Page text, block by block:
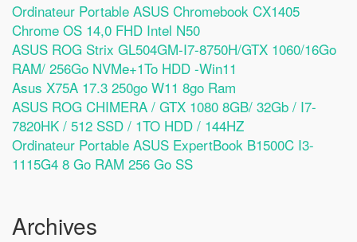
Ordinateur Portable ASUS Chromebook CX1405
Chrome OS 14,0 FHD Intel N50
ASUS ROG Strix GL504GM-I7-8750H/GTX 1060/16Go
RAM/ 256Go NVMe+1To HDD -Win11
Asus X75A 17.3 250go W11 8go Ram
ASUS ROG CHIMERA / GTX 1080 8GB/ 32Gb / I7-
7820HK / 512 SSD / 1TO HDD / 144HZ
Ordinateur Portable ASUS ExpertBook B1500C I3-
1115G4 8 Go RAM 256 Go SS
Archives